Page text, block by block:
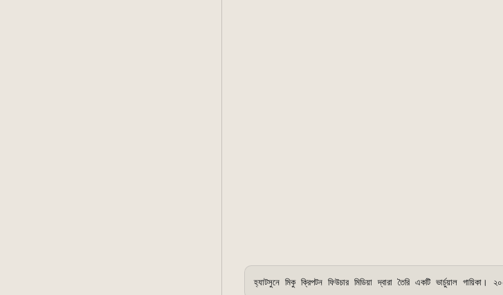
হ্যাটসুনে মিকু ক্রিপটন ফিউচার মিডিয়া দ্বারা তৈরি একটি ভার্চুয়াল